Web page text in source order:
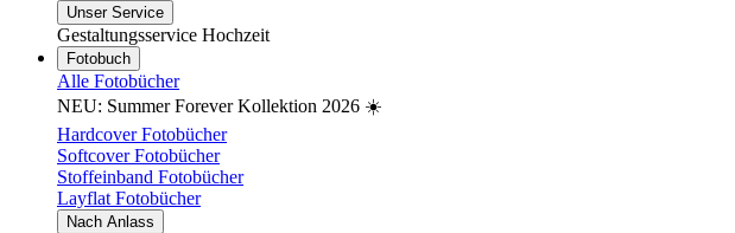
Unser Service
Gestaltungsservice Hochzeit
Fotobuch
Alle Fotobücher
NEU: Summer Forever Kollektion 2026 ☀️
Hardcover Fotobücher
Softcover Fotobücher
Stoffeinband Fotobücher
Layflat Fotobücher
Nach Anlass